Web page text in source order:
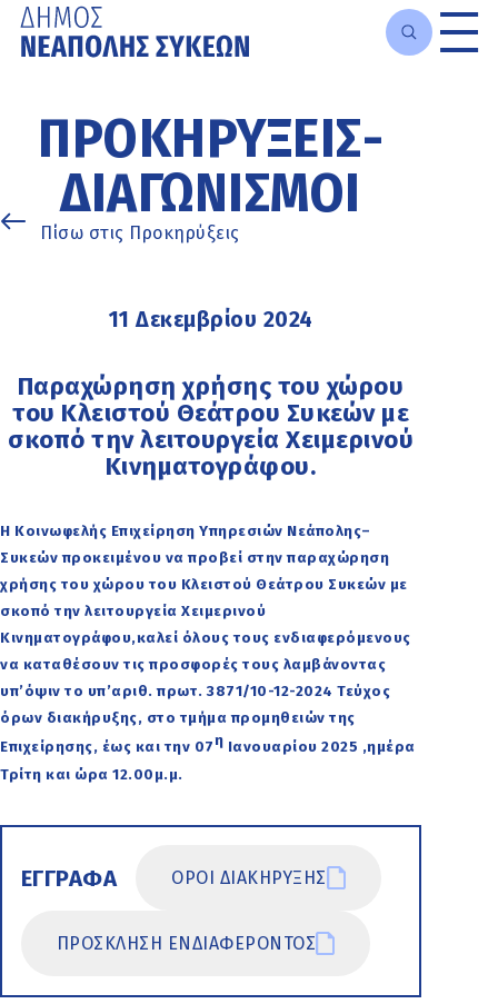
κυρίως
περιεχόμενο
ΠΡΟΚΗΡΎΞΕΙΣ-
ΔΙΑΓΩΝΙΣΜΟΊ
Πίσω στις Προκηρύξεις
11 Δεκεμβρίου 2024
Παραχώρηση χρήσης του χώρου
του Κλειστού Θεάτρου Συκεών με
σκοπό την λειτουργεία Χειμερινού
Κινηματογράφου.
Η Κοινωφελής Επιχείρηση Υπηρεσιών Νεάπολης–
Συκεών προκειμένου να προβεί στην παραχώρηση
χρήσης του χώρου του Κλειστού Θεάτρου Συκεών με
σκοπό την λειτουργεία Χειμερινού
Κινηματογράφου,καλεί όλους τους ενδιαφερόμενους
να καταθέσουν τις προσφορές τους λαμβάνοντας
υπ’όψιν το υπ’αριθ. πρωτ. 3871/10-12-2024 Τεύχος
όρων διακήρυξης, στο τμήμα προμηθειών της
Επιχείρησης, έως και την 07η Ιανουαρίου 2025 ,ημέρα
Τρίτη και ώρα 12.00μ.μ.
ΕΓΓΡΑΦΑ ΟΡΟΙ ΔΙΑΚΗΡΥΞΗΣ
ΠΡΟΣΚΛΗΣΗ ΕΝΔΙΑΦΕΡΟΝΤΟΣ